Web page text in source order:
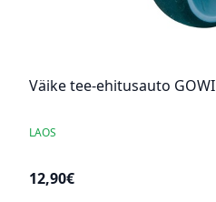
Väike tee-ehitusauto GOWI
LAOS
12,90€